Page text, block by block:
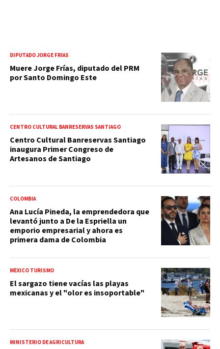
DIPUTADO JORGE FRÍAS
Muere Jorge Frías, diputado del PRM
por Santo Domingo Este
CENTRO CULTURAL BANRESERVAS SANTIAGO
Centro Cultural Banreservas Santiago
inaugura Primer Congreso de
Artesanos de Santiago
COLOMBIA
Ana Lucía Pineda, la emprendedora que
levantó junto a De la Espriella un
emporio empresarial y ahora es
primera dama de Colombia
MÉXICO TURISMO
El sargazo tiene vacías las playas
mexicanas y el "olor es insoportable"
MINISTERIO DE AGRICULTURA